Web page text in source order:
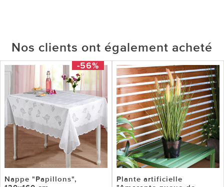
Nos clients ont également acheté
-56%
Nappe "Papillons",
Plante artificielle